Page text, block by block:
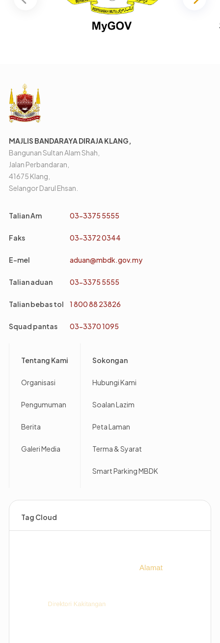
MAJLIS BANDARAYA DIRAJA KLANG,
Bangunan Sultan Alam Shah,
Jalan Perbandaran,
41675 Klang,
Selangor Darul Ehsan.
Talian Am 03-3375 5555
Faks 03-3372 0344
E-mel aduan@mbdk.gov.my
Talian aduan 03-3375 5555
Talian bebas tol 1 800 88 23826
Squad pantas 03-3370 1095
Tentang Kami
Organisasi
Pengumuman
Berita
Galeri Media
Sokongan
Hubungi Kami
Soalan Lazim
Peta Laman
Terma & Syarat
Smart Parking MBDK
Tag Cloud